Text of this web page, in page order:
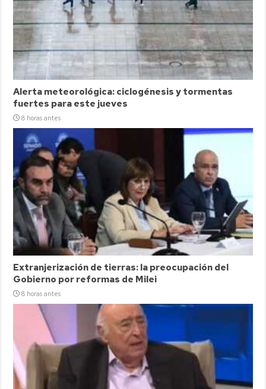
Alerta meteorológica: ciclogénesis y tormentas
fuertes para este jueves
8 horas antes
Extranjerización de tierras: la preocupación del
Gobierno por reformas de Milei
8 horas antes